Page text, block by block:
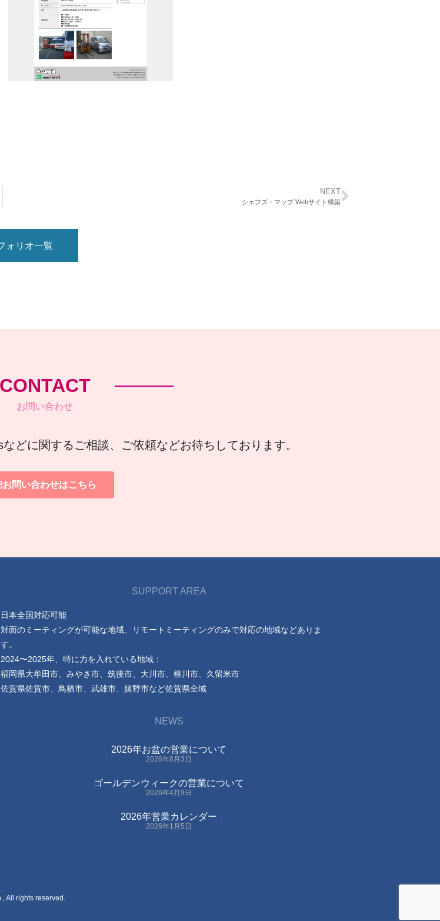
NEXT
シェフズ・マップ Webサイト構築
ォリオ一覧
CONTACT
お問い合わせ
どに関するご相談、ご依頼などお待ちしております。
お問い合わせはこちら
SUPPORT AREA
日本全国対応可能
対面のミーティングが可能な地域、リモートミーティングのみで対応の地域などありま
す。
2024〜2025年、特に力を入れている地域：
福岡県大牟田市、みやき市、筑後市、大川市、柳川市、久留米市
佐賀県佐賀市、鳥栖市、武雄市、嬉野市など佐賀県全域
NEWS
2026年お盆の営業について
2026年8月3日
ゴールデンウィークの営業について
2026年4月9日
2026年営業カレンダー
2026年1月5日
All rights reserved.